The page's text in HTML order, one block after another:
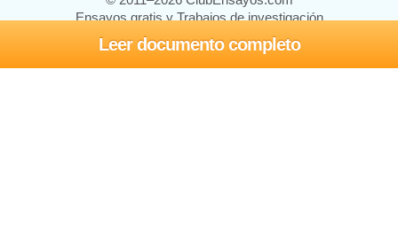
Leer documento completo
Ensayos gratis y Trabajos de investigación